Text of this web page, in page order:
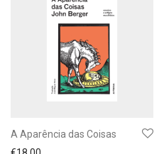
A Aparência das Coisas